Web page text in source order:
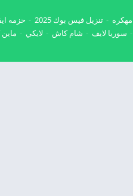
تنزيل فيس بوك 2025 حزمه
سوريا لايف شام كاش لايكي